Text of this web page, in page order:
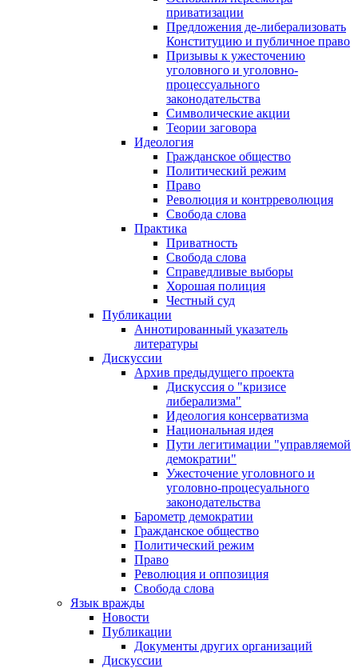
приватизации
Предложения де-либерализовать
Конституцию и публичное право
Призывы к ужесточению
уголовного и уголовно-
процессуального
законодательства
Символические акции
Теории заговора
Идеология
Гражданское общество
Политический режим
Право
Революция и контрреволюция
Свобода слова
Практика
Приватность
Свобода слова
Справедливые выборы
Хорошая полиция
Честный суд
Публикации
Аннотированный указатель
литературы
Дискуссии
Архив предыдущего проекта
Дискуссия о "кризисе
либерализма"
Идеология консерватизма
Национальная идея
Пути легитимации "управляемой
демократии"
Ужесточение уголовного и
уголовно-процесуального
законодательства
Барометр демократии
Гражданское общество
Политический режим
Право
Революция и оппозиция
Свобода слова
Язык вражды
Новости
Публикации
Документы других организаций
Дискуссии